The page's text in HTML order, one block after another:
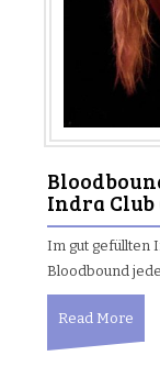
Indra Club
Im gut gefüllten
Bloodbound
Read More